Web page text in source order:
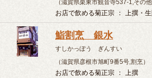
（滋賀県草津市渋川1丁目5-19,割烹）
お店で飲める菊正宗 ： 上撰・生貯蔵酒
れんげずし
（滋賀県草津市大路1-15-40,寿司）
手打ち蕎麦 さくら